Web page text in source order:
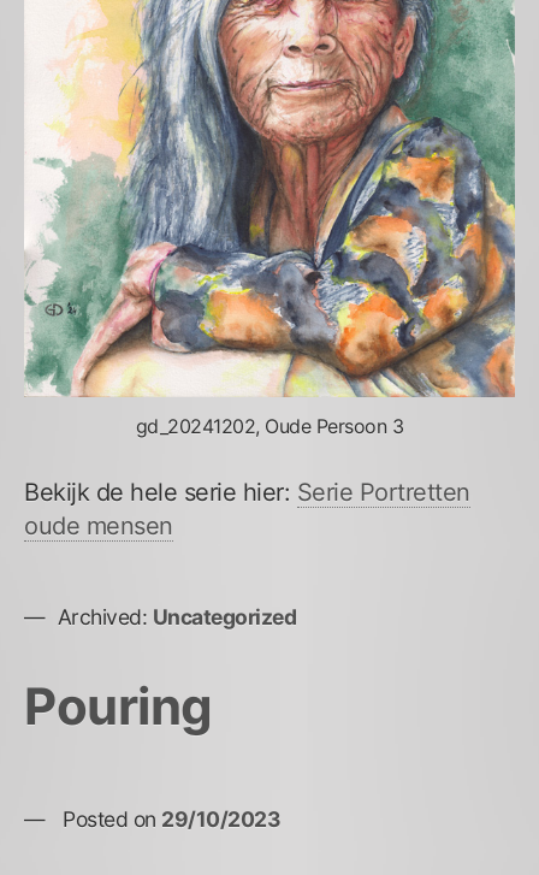
gd_20241202, Oude Persoon 3
Bekijk de hele serie hier: Serie Portretten
oude mensen
Archived: Uncategorized
Pouring
Posted on 29/10/2023